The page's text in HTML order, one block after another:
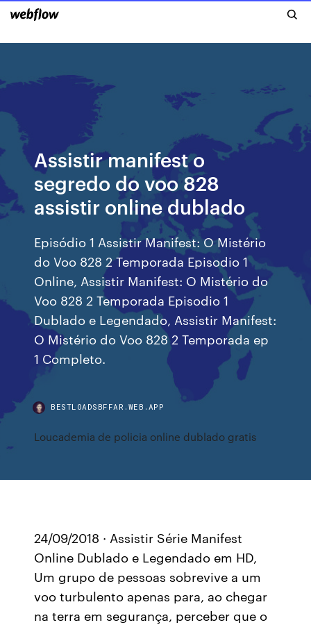
Assistir manifest o
segredo do voo 828
assistir online dublado
Episódio 1 Assistir Manifest: O Mistério
do Voo 828 2 Temporada Episodio 1
Online, Assistir Manifest: O Mistério do
Voo 828 2 Temporada Episodio 1
Dublado e Legendado, Assistir Manifest:
O Mistério do Voo 828 2 Temporada ep
1 Completo.
BESTLOADSBFFAR.WEB.APP
Loucademia de policia online dublado gratis
24/09/2018 · Assistir Série Manifest
Online Dublado e Legendado em HD,
Um grupo de pessoas sobrevive a um
voo turbulento apenas para, ao chegar
na terra em segurança, perceber que o